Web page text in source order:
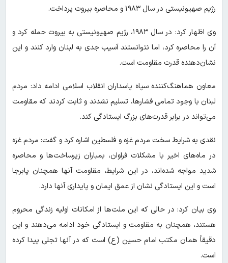
رژیم صهیونیستی در سال ۱۹۸۳ و محاصره بیروت پرداخت.
وی اظهار کرد: در سال ۱۹۸۳، رژیم صهیونیستی به بیروت حمله کرد و
آن را محاصره کرد، اما نتوانستند آسیب جدی به لبنان وارد کنند و این
نشان‌دهنده قدرت مقاومت است.
معاون هماهنگ‌کننده سپاه پاسداران انقلاب اسلامی ادامه داد: مردم
لبنان با وجود تمامی فشارها، تسلیم نشدند و ثابت کردند که مقاومت
می‌تواند در برابر قدرت‌های بزرگ ایستادگی کند.
نقدی به شرایط سخت مردم غزه و فلسطین اشاره کرد و گفت: مردم غزه
در ماه‌های اخیر با مشکلات فراوان، بمباران زیرساخت‌ها و محاصره
شدید مواجه شده‌اند، در این شرایط، مقاومت آنها همچنان پابرجا
است و این ایستادگی نشان از عمق ایمان و پایداری آنها دارد.
وی بیان کرد: در حالی که این ملت‌ها از امکانات اولیه زندگی محروم
هستند، همچنان به مقاومت و ایستادگی خود ادامه می‌دهند و این
دقیقاً همان مکتب امام حسین (ع) است که در آنها تجلی پیدا کرده
است.